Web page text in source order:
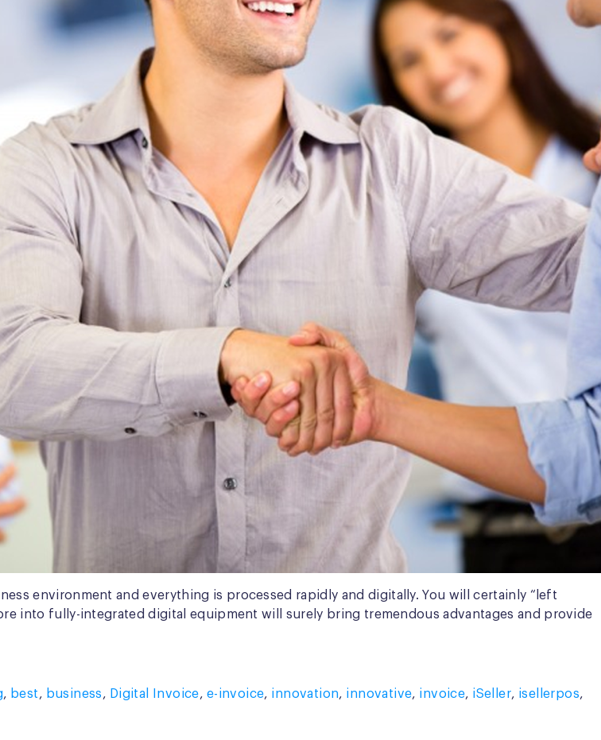
environment and everything is processed rapidly and digitally. You will certainly “left
into fully-integrated digital equipment will surely bring tremendous advantages and provide
, best, business, Digital Invoice, e-invoice, innovation, innovative, invoice, iSeller, isellerpos,